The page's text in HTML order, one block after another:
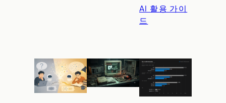
AI 활용 가이
드